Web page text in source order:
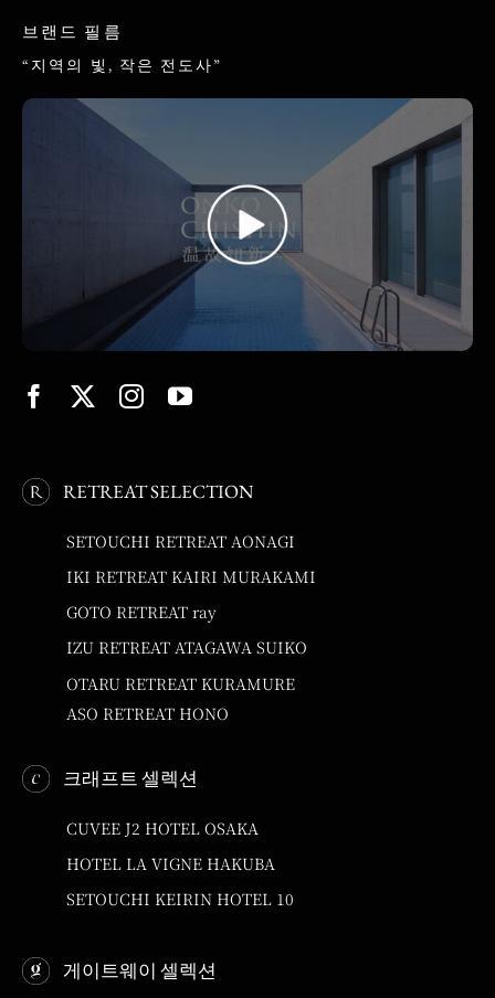
브랜드 필름
“지역의 빛, 작은 전도사”
RETREAT SELECTION
SETOUCHI RETREAT AONAGI
IKI RETREAT KAIRI MURAKAMI
GOTO RETREAT ray
IZU RETREAT ATAGAWA SUIKO
OTARU RETREAT KURAMURE
ASO RETREAT HONO
크래프트 셀렉션
CUVEE J2 HOTEL OSAKA
HOTEL LA VIGNE HAKUBA
SETOUCHI KEIRIN HOTEL 10
게이트웨이 셀렉션